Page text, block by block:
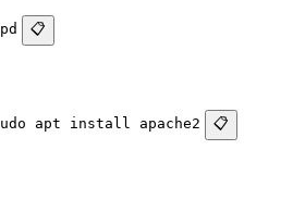
📋
apt install apache2 📋